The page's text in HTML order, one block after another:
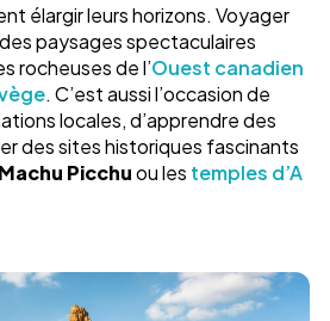
élargir leurs horizons. Voyager
paysages spectaculaires
rocheuses de l’Ouest canadien
. C’est aussi l’occasion de
locales, d’apprendre des
des sites historiques fascinants
Machu Picchuou les temples d’A